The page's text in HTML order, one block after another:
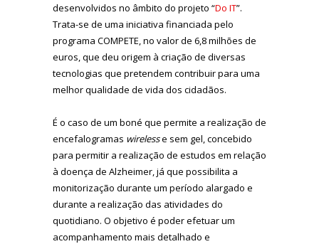
desenvolvidos no âmbito do projeto “Do IT”.
Trata-se de uma iniciativa financiada pelo
programa COMPETE, no valor de 6,8 milhões de
euros, que deu origem à criação de diversas
tecnologias que pretendem contribuir para uma
melhor qualidade de vida dos cidadãos.
É o caso de um boné que permite a realização de
encefalogramas wirelesse sem gel, concebido
para permitir a realização de estudos em relação
à doença de Alzheimer, já que possibilita a
monitorização durante um período alargado e
durante a realização das atividades do
quotidiano. O objetivo é poder efetuar um
acompanhamento mais detalhado e